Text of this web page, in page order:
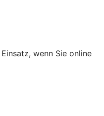
wenn Sie online